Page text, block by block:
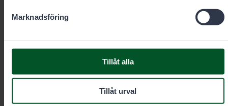
Marknadsföring
Tillåt alla
Tillåt urval
markus.pekkinen@metsa.fi